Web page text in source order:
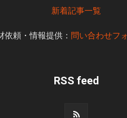
新着記事一覧
依頼・情報提供： 問い合わせフ
RSS feed